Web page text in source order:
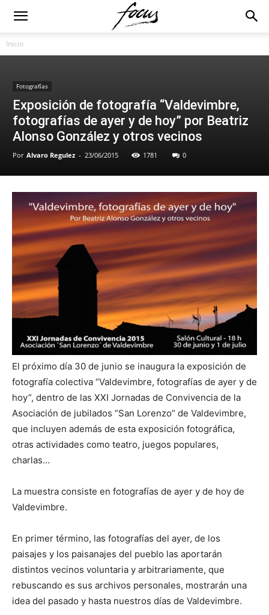
Inicio
Fotografías
Exposición de fotografía “Valdevimbre,
fotografías de ayer y de hoy” por Beatriz
Alonso González y otros vecinos
Por Alvaro Regulez - 23/06/2015 1781 0
El próximo día 30 de junio se inaugura la exposición de
fotografía colectiva “Valdevimbre, fotografías de ayer y de
hoy”, dentro de las XXI Jornadas de Convivencia de la
Asociación de jubilados “San Lorenzo” de Valdevimbre,
que incluyen además de esta exposición fotográfica,
otras actividades como teatro, juegos populares,
charlas…
La muestra consiste en fotografías de ayer y de hoy de
Valdevimbre.
En primer término, las fotografías del ayer, de los
paisajes y los paisanajes del pueblo las aportarán
distintos vecinos voluntaria y arbitrariamente, que
rebuscando es sus archivos personales, mostrarán una
idea del pasado y hasta nuestros días de Valdevimbre.